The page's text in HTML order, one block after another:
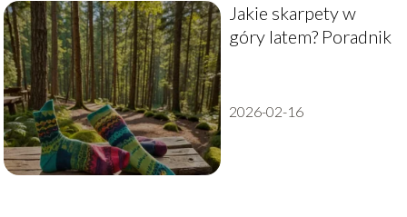
Jakie skarpety w
góry latem? Poradnik
2026-02-16